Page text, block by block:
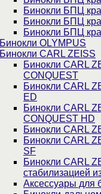
Бинокли БПЦ
Бинокли БПЦ
Бинокли БПЦ
Бинокли OLYMPUS
Бинокли CARL ZEISS
Бинокли CARL
CONQUEST
Бинокли CARL
ED
Бинокли CARL
CONQUEST HD
Бинокли CARL
Бинокли CARL
SF
Бинокли CARL
стабилизацией
Аксессуары для